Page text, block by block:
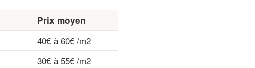
Prix moyen
40€ à 60€ /m2
30€ à 55€ /m2